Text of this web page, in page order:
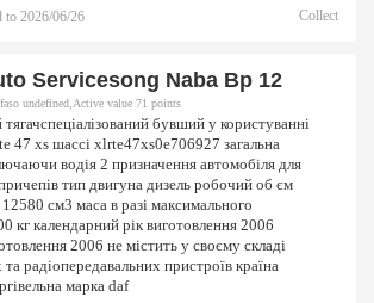
to 2026/06/26 Collect
Servicesong Naba Bp 12
undefined,Active value 71 points
тягачспеціалізований бувший у користуванні
47 xs шассі xlrte47xs0e706927 загальна
водія 2 призначення автомобіля для
тип двигуна дизель робочий об єм
см3 маса в разі максимального
кг календарний рік виготовлення 2006
2006 не містить у своєму складі
радіопередавальних пристроїв країна
марка daf